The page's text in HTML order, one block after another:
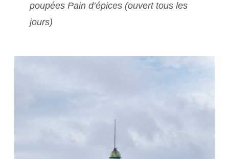
poupées Pain d’épices (ouvert tous les
jours)